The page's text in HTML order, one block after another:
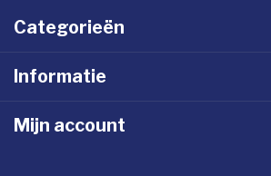
Categorieën
Informatie
Mijn account